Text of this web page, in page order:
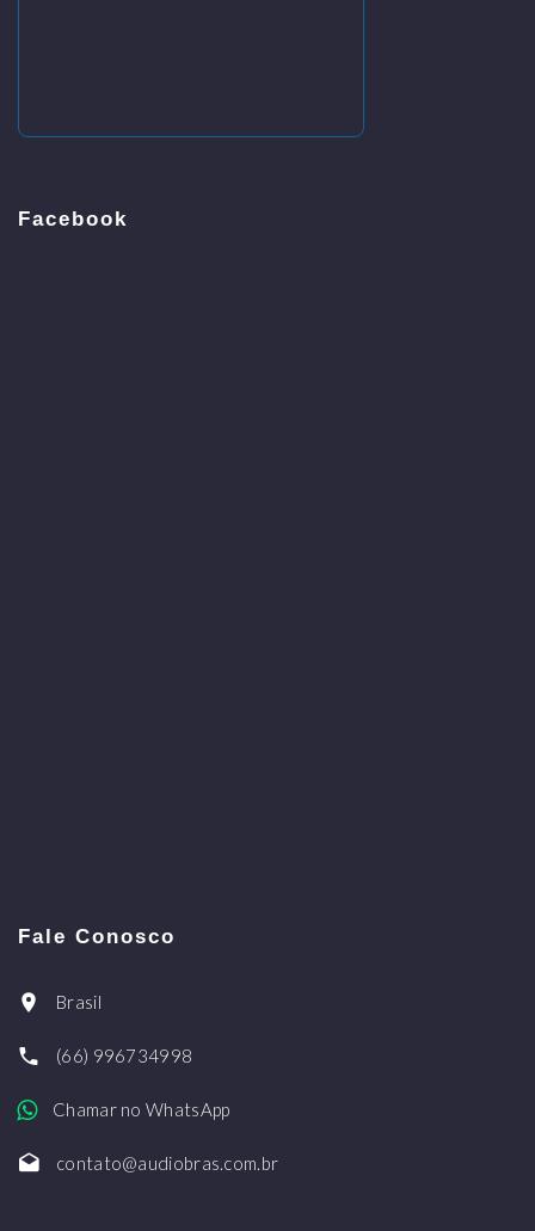
Facebook
Fale Conosco
Brasil
(66) 996734998
Chamar no WhatsApp
contato@audiobras.com.br